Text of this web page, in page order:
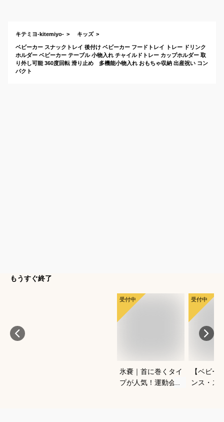
キテミヨ-kitemiyo- キッズ
ベビーカー スナックトレイ 後付け ベビーカー フードトレイ トレー ドリンク
ホルダー ベビーカー テーブル 小物入れ チャイルドトレー カップホルダー 取
り外し可能 360度回転 滑り止め 多機能小物入れ おもちゃ収納 出産祝い コン
パクト
もうすぐ終了
受付中
氷嚢｜首に巻くタイ
プが人気！運動会対
受付中
【ベビー
ンス・ス